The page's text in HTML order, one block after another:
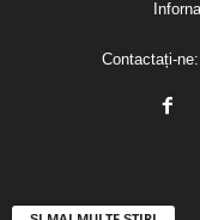
Contactați-ne: